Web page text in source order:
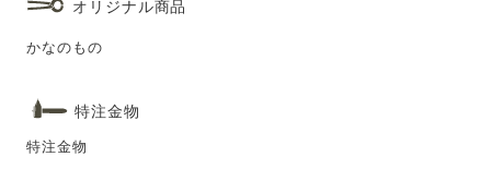
オリジナル商品
かなのもの
特注金物
特注金物